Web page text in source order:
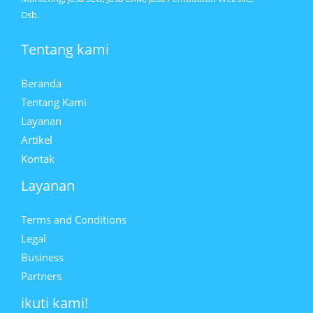
Dsb.
Tentang kami
Beranda
Tentang Kami
Layanan
Artikel
Kontak
Layanan
Terms and Conditions
Legal
Business
Partners
ikuti kami!